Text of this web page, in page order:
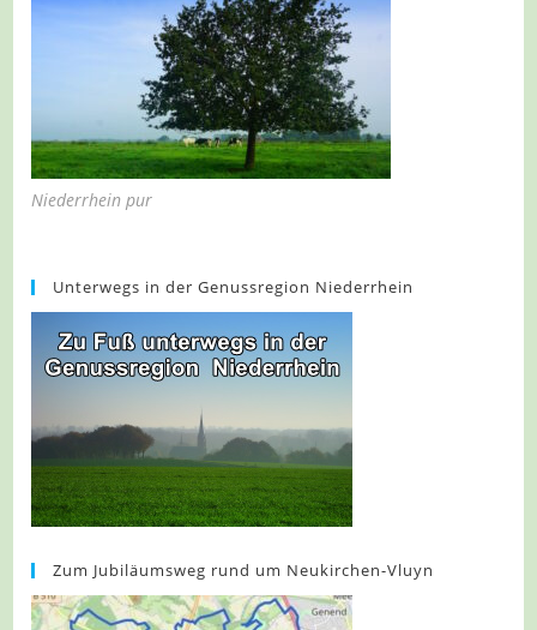
Niederrhein pur
Unterwegs in der Genussregion Niederrhein
Zum Jubiläumsweg rund um Neukirchen-Vluyn